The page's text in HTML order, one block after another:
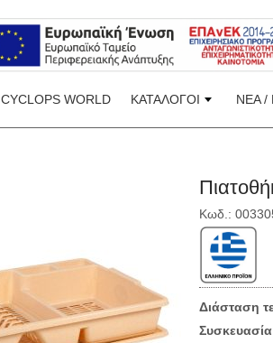
CYCLOPS WORLD ΚΑΤΑΛΟΓΟΙ ΝΕΑ /
Κωδ.:
Διάσταση